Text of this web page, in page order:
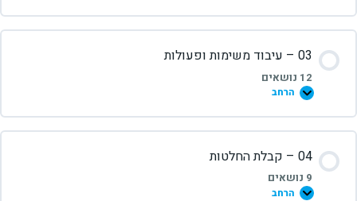
03 – עיבוד משימות ופעולות
12 נושאים
הרחב
04 – קבלת החלטות
9 נושאים
הרחב